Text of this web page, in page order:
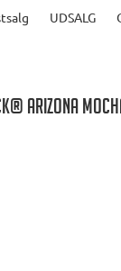
UDSALG
ARIZONA